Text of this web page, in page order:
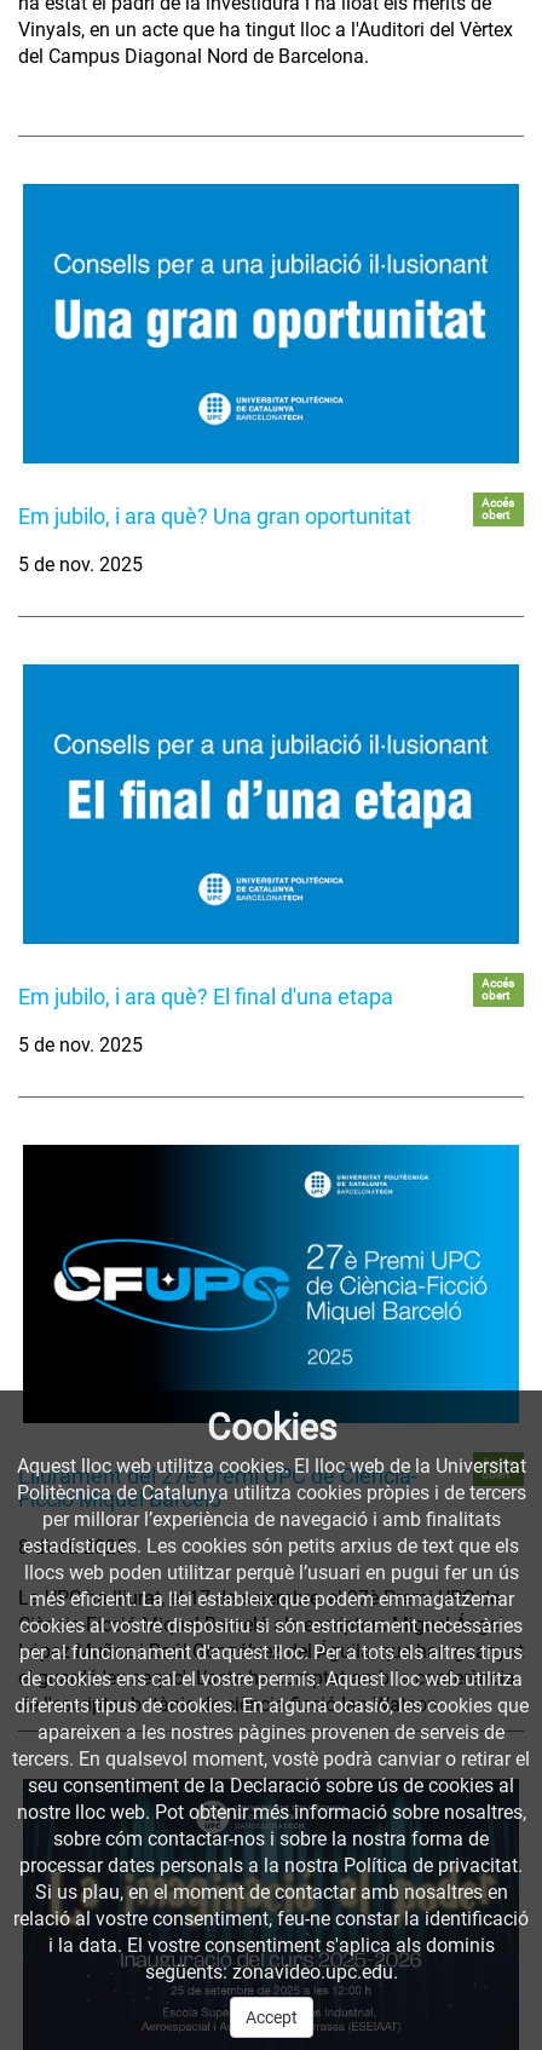
Vinyals, en un acte que ha tingut lloc a l'Auditori del Vèrtex
del Campus Diagonal Nord de Barcelona.
Em jubilo, i ara què? Una gran oportunitat
Accés
obert
5 de nov. 2025
Em jubilo, i ara què? El final d'una etapa
Accés
obert
5 de nov. 2025
Lliurament del 27è Premi UPC de Ciència-
Ficció Miquel Barceló
Accés
obert
8 d’oct. 2025
La UPC ha lliurat, el 17 de setembre, el 27è Premi UPC de
Ciència-Ficció Miquel Barceló als escriptors Miguel Ángel
López Muñoz i Raúl Gonzálvez del Águila, que han guanyat
el guardó 'ex aequo'. L’acte ha comptat amb la conferència
de l'escriptor britànic de ciència-ficció Ian Watson.
Cookies
Aquest lloc web utilitza cookies. El lloc web de la Universitat
Politècnica de Catalunya utilitza cookies pròpies i de tercers
per millorar l’experiència de navegació i amb finalitats
estadístiques. Les cookies són petits arxius de text que els
llocs web poden utilitzar perquè l’usuari en pugui fer un ús
més eficient. La llei estableix que podem emmagatzemar
cookies al vostre dispositiu si són estrictament necessàries
per al funcionament d'aquest lloc. Per a tots els altres tipus
de cookies ens cal el vostre permís. Aquest lloc web utilitza
diferents tipus de cookies. En alguna ocasió, les cookies que
apareixen a les nostres pàgines provenen de serveis de
tercers. En qualsevol moment, vostè podrà canviar o retirar el
seu consentiment de la Declaració sobre ús de cookies al
nostre lloc web. Pot obtenir més informació sobre nosaltres,
sobre cóm contactar-nos i sobre la nostra forma de
processar dates personals a la nostra Política de privacitat.
Si us plau, en el moment de contactar amb nosaltres en
relació al vostre consentiment, feu-ne constar la identificació
i la data. El vostre consentiment s'aplica als dominis
següents: zonavideo.upc.edu.
Accept